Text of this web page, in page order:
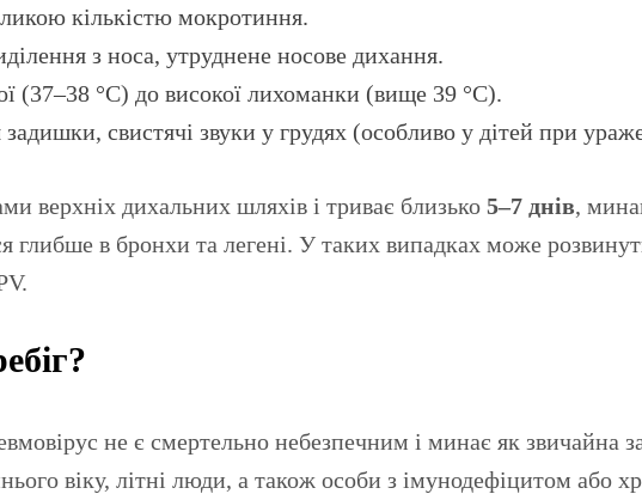
кількістю мокротиння.
з носа, утруднене носове дихання.
(37–38 °C) до високої лихоманки (вище 39 °C).
задишки, свистячі звуки у грудях (особливо у дітей при
верхніх дихальних шляхів і триває близько 5–7 днів,
глибше в бронхи та легені. У таких випадках може
не є смертельно небезпечним і минає як звичайна
віку, літні люди, а також особи з імунодефіцитом